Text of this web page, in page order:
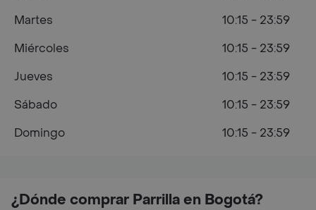
¿Dónde comprar Parrilla en Bogotá?
Martes
10:15 - 23:59
Miércoles
10:15 - 23:59
Jueves
10:15 - 23:59
Sábado
10:15 - 23:59
Domingo
10:15 - 23:59